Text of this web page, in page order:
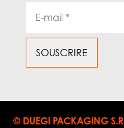
© DUEGI PACKAGING